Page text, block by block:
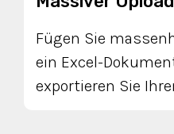
Fügen Sie
ein Excel-
exportieren Sie